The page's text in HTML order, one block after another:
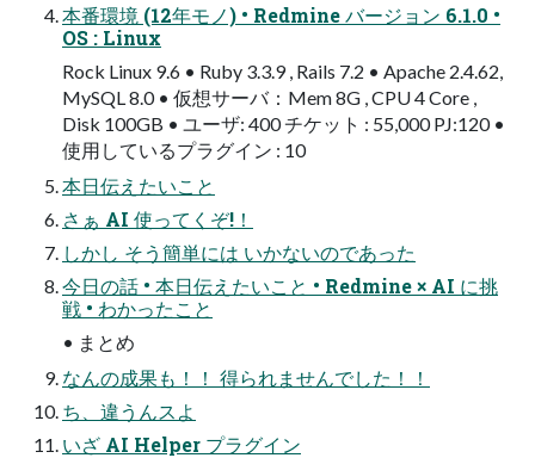
本番環境 (12年モノ) • Redmine バージョン 6.1.0 •
OS : Linux
Rock Linux 9.6 • Ruby 3.3.9 , Rails 7.2 • Apache 2.4.62,
MySQL 8.0 • 仮想サーバ：Mem 8G , CPU 4 Core ,
Disk 100GB • ユーザ: 400 チケット : 55,000 PJ:120 •
使用しているプラグイン : 10
本日伝えたいこと
さぁ AI 使ってくぞ!！
しかし そう簡単には いかないのであった
今日の話 • 本日伝えたいこと • Redmine × AI に挑
戦 • わかったこと
• まとめ
なんの成果も！！ 得られませんでした！！
ち、違うんスよ
いざ AI Helper プラグイン